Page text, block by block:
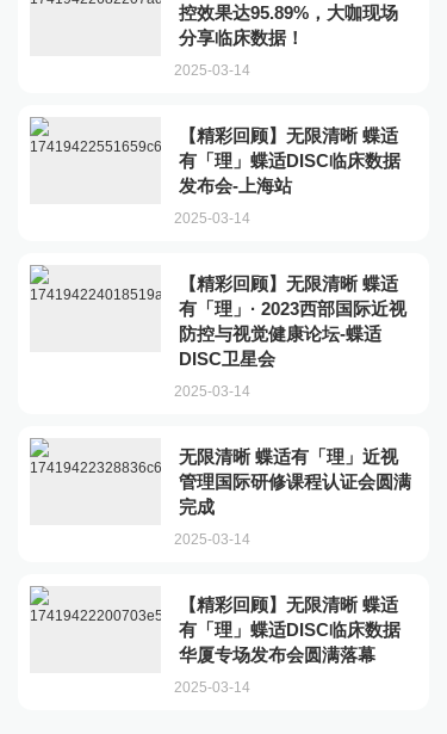
控效果达95.89%，大咖现场
分享临床数据！
2025-03-14
【精彩回顾】无限清晰 蝶适
有「理」蝶适DISC临床数据
发布会-上海站
2025-03-14
【精彩回顾】无限清晰 蝶适
有「理」· 2023西部国际近视
防控与视觉健康论坛-蝶适
DISC卫星会
2025-03-14
无限清晰 蝶适有「理」近视
管理国际研修课程认证会圆满
完成
2025-03-14
【精彩回顾】无限清晰 蝶适
有「理」蝶适DISC临床数据
华厦专场发布会圆满落幕
2025-03-14